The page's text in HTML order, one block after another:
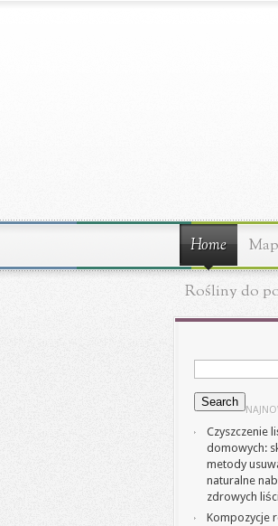
Home
Rośliny do
Czyszczenie
domowych:
metody
naturalne
zdrowych liści
Kompozycje